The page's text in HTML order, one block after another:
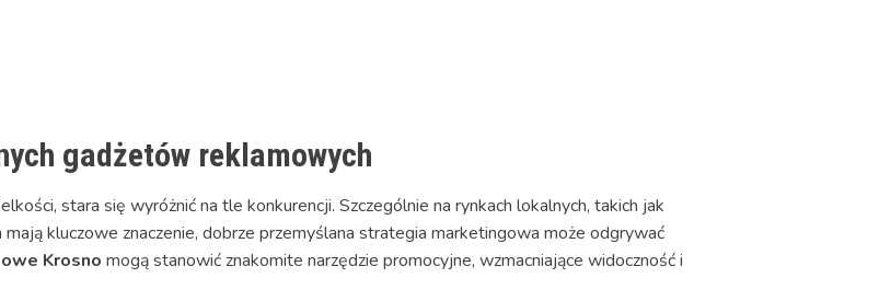
gadżetów reklamowych
stara się wyróżnić na tle konkurencji. Szczególnie na rynkach lokalnych, takich jak
kluczowe znaczenie, dobrze przemyślana strategia marketingowa może odgrywać
Krosno mogą stanowić znakomite narzędzie promocyjne, wzmacniające widoczność i